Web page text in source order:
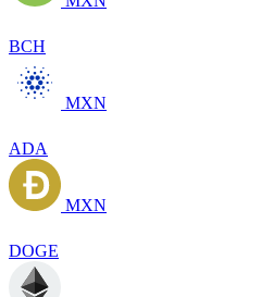
BCH
MXN
ADA
MXN
DOGE